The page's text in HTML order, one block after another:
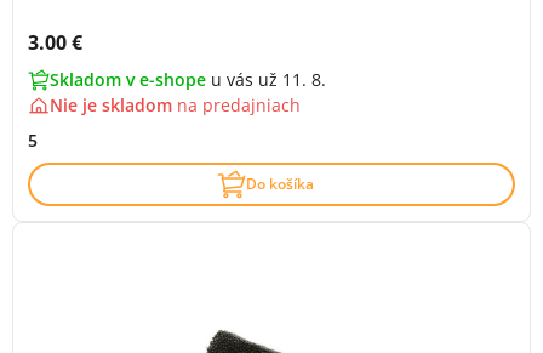
Cena s DPH:
3.00 €
Skladom v e-shope u vás už 11. 8.
Nie je skladom na predajniach
5
Do košíka